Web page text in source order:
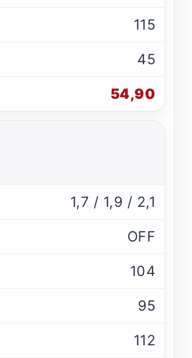
115
45
54,90
1,7 / 1,9 / 2,1
OFF
104
95
112